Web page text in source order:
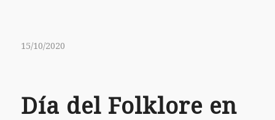
15/10/2020
Día del Folklore en